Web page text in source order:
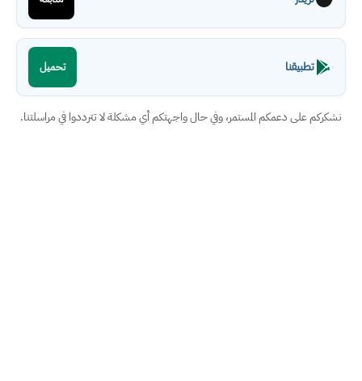
تطبيقنا تحميل
نشكركم على دعمكم المستمر، وفي حال واجهتكم أي مشكلة لا تترددوا في مراسلتنا.